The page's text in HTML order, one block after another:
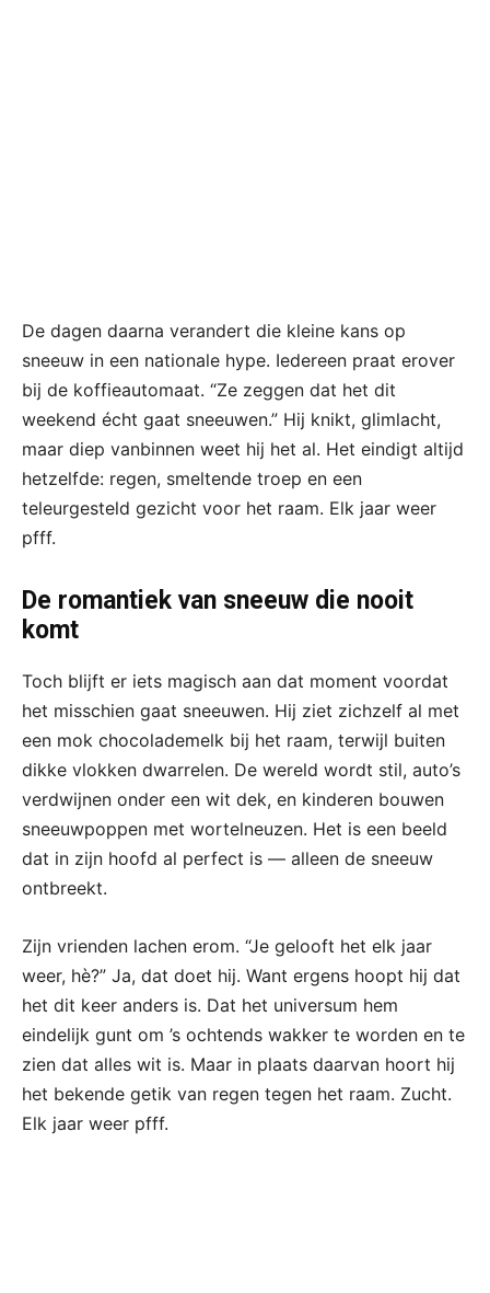
De dagen daarna verandert die kleine kans op
sneeuw in een nationale hype. Iedereen praat erover
bij de koffieautomaat. “Ze zeggen dat het dit
weekend écht gaat sneeuwen.” Hij knikt, glimlacht,
maar diep vanbinnen weet hij het al. Het eindigt altijd
hetzelfde: regen, smeltende troep en een
teleurgesteld gezicht voor het raam. Elk jaar weer
pfff.
De romantiek van sneeuw die nooit
komt
Toch blijft er iets magisch aan dat moment voordat
het misschien gaat sneeuwen. Hij ziet zichzelf al met
een mok chocolademelk bij het raam, terwijl buiten
dikke vlokken dwarrelen. De wereld wordt stil, auto’s
verdwijnen onder een wit dek, en kinderen bouwen
sneeuwpoppen met wortelneuzen. Het is een beeld
dat in zijn hoofd al perfect is — alleen de sneeuw
ontbreekt.
Zijn vrienden lachen erom. “Je gelooft het elk jaar
weer, hè?” Ja, dat doet hij. Want ergens hoopt hij dat
het dit keer anders is. Dat het universum hem
eindelijk gunt om ’s ochtends wakker te worden en te
zien dat alles wit is. Maar in plaats daarvan hoort hij
het bekende getik van regen tegen het raam. Zucht.
Elk jaar weer pfff.